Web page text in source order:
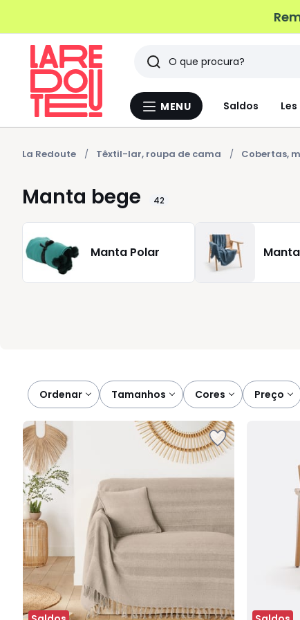
Menu
MENU Saldos
Pesquisar
Últimos
artigos
vistos
La Redoute Têxtil-lar, roupa de cama Cobertas,
Manta bege 42
Manta Polar
Ordenar
tamanhos cores preço